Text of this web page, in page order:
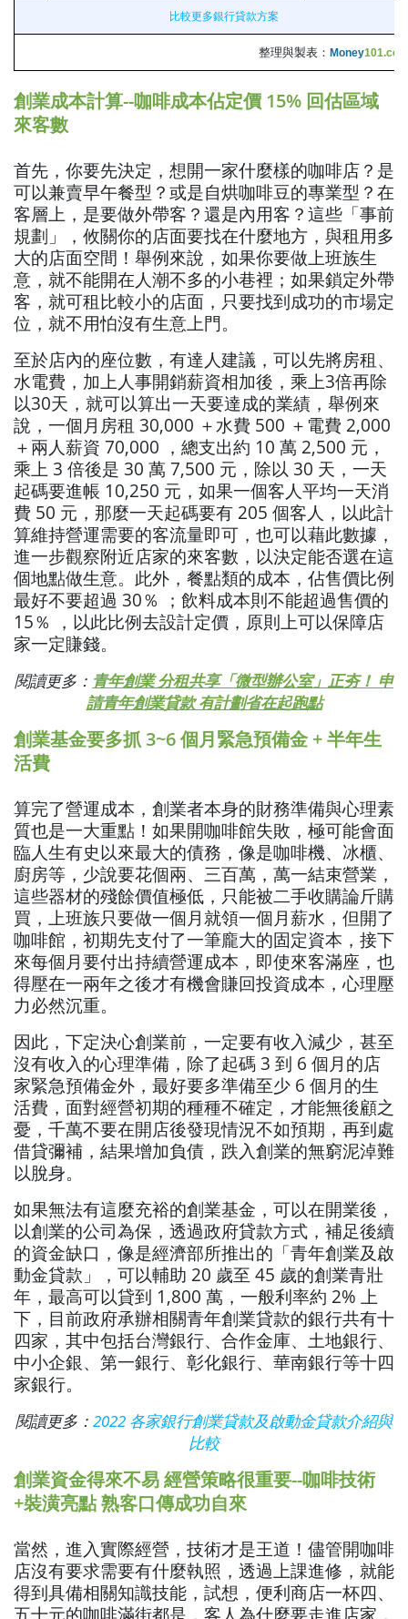
比較更多銀行貸款方案
整理與製表： Money
創業成本計算--咖啡成本佔定價 15% 回估區域
來客數
首先，你要先決定，想開一家什麼樣的咖啡店？是
可以兼賣早午餐型？或是自烘咖啡豆的專業型？在
客層上，是要做外帶客？還是內用客？這些「事前
規劃」，攸關你的店面要找在什麼地方，與租用多
大的店面空間！舉例來說，如果你要做上班族生
意，就不能開在人潮不多的小巷裡；如果鎖定外帶
客，就可租比較小的店面，只要找到成功的市場定
位，就不用怕沒有生意上門。
至於店內的座位數，有達人建議，可以先將房租、
水電費，加上人事開銷薪資相加後，乘上3倍再除
以30天，就可以算出一天要達成的業績，舉例來
說，一個月房租 30,000 ＋水費 500 ＋電費 2,000
＋兩人薪資 70,000 ，總支出約 10 萬 2,500 元，
乘上 3 倍後是 30 萬 7,500 元，除以 30 天，一天
起碼要進帳 10,250 元，如果一個客人平均一天消
費 50 元，那麼一天起碼要有 205 個客人，以此計
算維持營運需要的客流量即可，也可以藉此數據，
進一步觀察附近店家的來客數，以決定能否選在這
個地點做生意。此外，餐點類的成本，佔售價比例
最好不要超過 30％ ；飲料成本則不能超過售價的
15％ ，以此比例去設計定價，原則上可以保障店
家一定賺錢。
閱讀更多： 青年創業 分租共享「微型辦公室」正夯！ 申
請青年創業貸款 有計劃省在起跑點
創業基金要多抓 3~6 個月緊急預備金 + 半年生
活費
算完了營運成本，創業者本身的財務準備與心理素
質也是一大重點！如果開咖啡館失敗，極可能會面
臨人生有史以來最大的債務，像是咖啡機、冰櫃、
廚房等，少說要花個兩、三百萬，萬一結束營業，
這些器材的殘餘價值極低，只能被二手收購論斤購
買，上班族只要做一個月就領一個月薪水，但開了
咖啡館，初期先支付了一筆龐大的固定資本，接下
來每個月要付出持續營運成本，即使來客滿座，也
得壓在一兩年之後才有機會賺回投資成本，心理壓
力必然沉重。
因此，下定決心創業前，一定要有收入減少，甚至
沒有收入的心理準備，除了起碼 3 到 6 個月的店
家緊急預備金外，最好要多準備至少 6 個月的生
活費，面對經營初期的種種不確定，才能無後顧之
憂，千萬不要在開店後發現情況不如預期，再到處
借貸彌補，結果增加負債，跌入創業的無窮泥淖難
以脫身。
如果無法有這麼充裕的創業基金，可以在開業後，
以創業的公司為保，透過政府貸款方式，補足後續
的資金缺口，像是經濟部所推出的「青年創業及啟
動金貸款」，可以輔助 20 歲至 45 歲的創業青壯
年，最高可以貸到 1,800 萬，一般利率約 2% 上
下，目前政府承辦相關青年創業貸款的銀行共有十
四家，其中包括台灣銀行、合作金庫、土地銀行、
中小企銀、第一銀行、彰化銀行、華南銀行等十四
家銀行。
閱讀更多： 2022 各家銀行創業貸款及啟動金貸款介紹與
比較
創業資金得來不易 經營策略很重要--咖啡技術
+裝潢亮點 熟客口傳成功自來
當然，進入實際經營，技術才是王道！儘管開咖啡
店沒有要求需要有什麼執照，透過上課進修，就能
得到具備相關知識技能，試想，便利商店一杯四、
五十元的咖啡滿街都是，客人為什麼要走進店家，